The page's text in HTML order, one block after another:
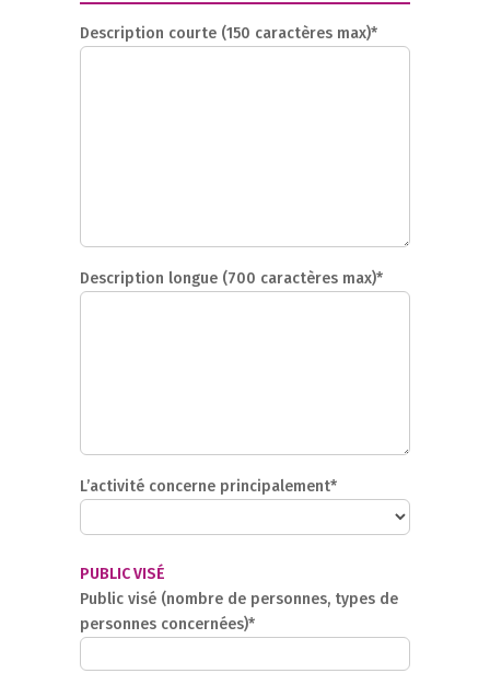
Description courte (150 caractères max)*
Description longue (700 caractères max)*
L’activité concerne principalement*
PUBLIC VISÉ
Public visé (nombre de personnes, types de
personnes concernées)*